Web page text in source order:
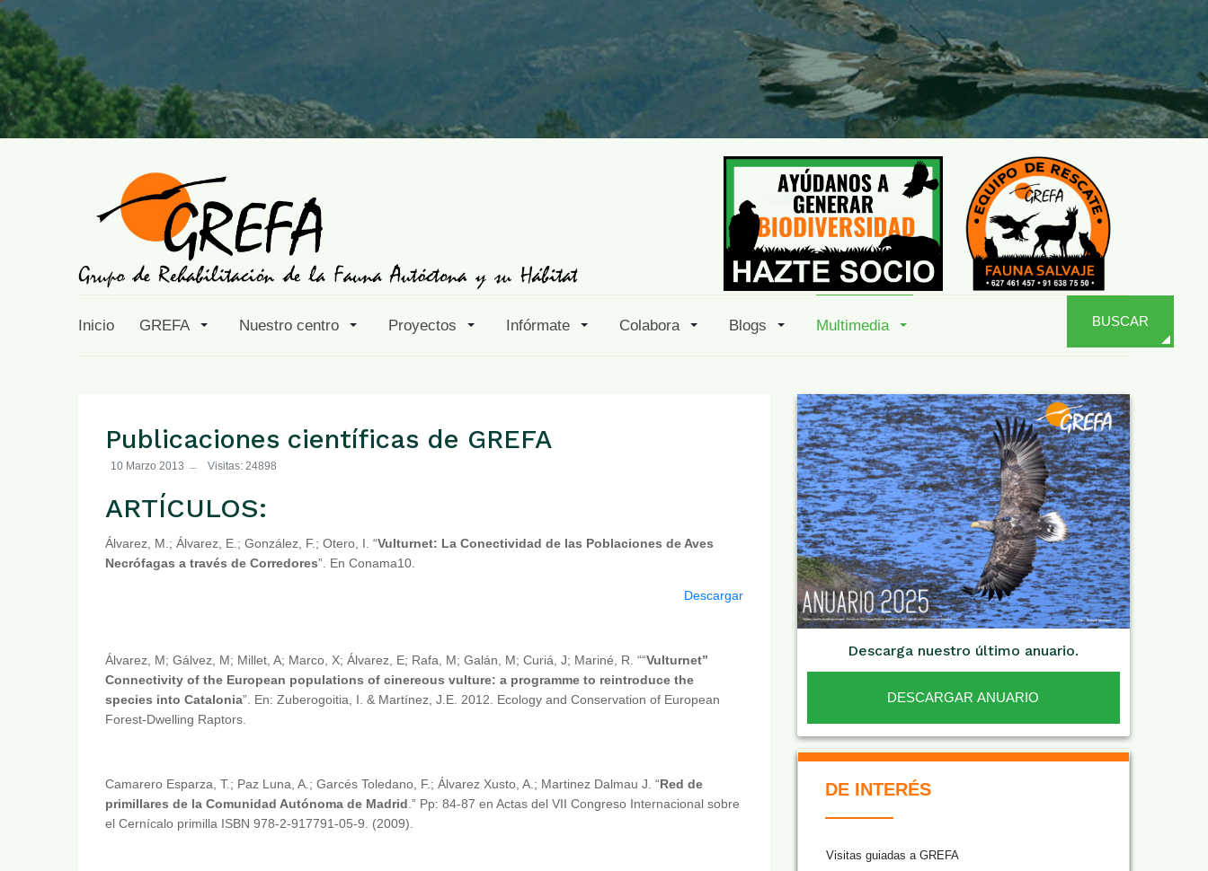
Inicio GREFA Nuestro centro Proyectos Infórmate Colabora Blogs Multimedia BUSCAR
Publicaciones científicas de GREFA
10 Marzo 2013 Visitas: 24898
ARTÍCULOS:
Álvarez, M.; Álvarez, E.; González, F.; Otero, I. “Vulturnet: La Conectividad de las Poblaciones de Aves
Necrófagas a través de Corredores”. En Conama10.
Descargar
Álvarez, M; Gálvez, M; Millet, A; Marco, X; Álvarez, E; Rafa, M; Galán, M; Curiá, J; Mariné, R. ““Vulturnet”
Connectivity of the European populations of cinereous vulture: a programme to reintroduce the
species into Catalonia”. En: Zuberogoitia, I. & Martínez, J.E. 2012. Ecology and Conservation of European
Forest-Dwelling Raptors.
Camarero Esparza, T.; Paz Luna, A.; Garcés Toledano, F.; Álvarez Xusto, A.; Martinez Dalmau J. “Red de
primillares de la Comunidad Autónoma de Madrid .” Pp: 84-87 en Actas del VII Congreso Internacional sobre
el Cernícalo primilla ISBN 978-2-917791-05-9. (2009).
Descarga nuestro último anuario.
DESCARGAR ANUARIO
DE INTERÉS
Visitas guiadas a GREFA